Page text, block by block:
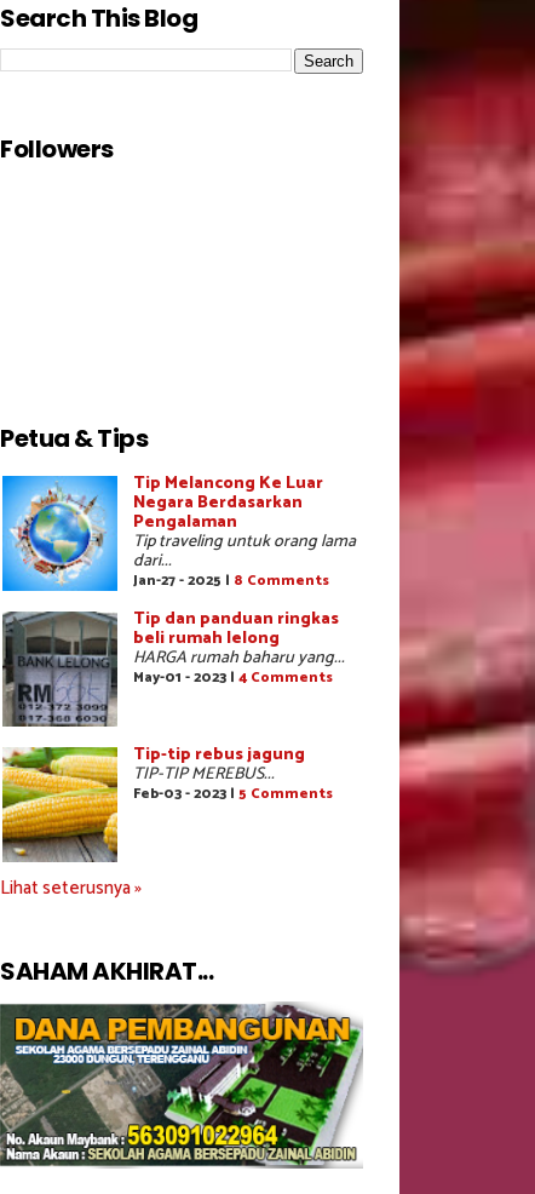
Search This Blog
Followers
Petua & Tips
Tip Melancong Ke Luar
Negara Berdasarkan
Pengalaman
Tip traveling untuk orang lama
dari...
Jan-27 - 2025 | 8 Comments
Tip dan panduan ringkas
beli rumah lelong
HARGA rumah baharu yang...
May-01 - 2023 | 4 Comments
Tip-tip rebus jagung
TIP-TIP MEREBUS...
Feb-03 - 2023 | 5 Comments
Lihat seterusnya »
SAHAM AKHIRAT...